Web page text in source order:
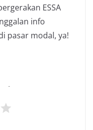
ESSA
info
pasar modal, ya!